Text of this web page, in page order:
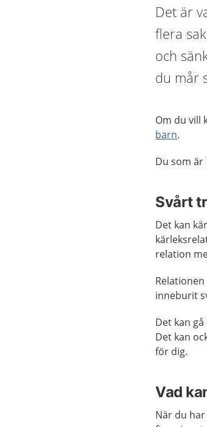
Det är
flera
och
du mår
Om du vill
barn.
Du som är
Svårt
Det kan
relation
inneburit
Det kan
Det kan
för dig.
Vad
När du